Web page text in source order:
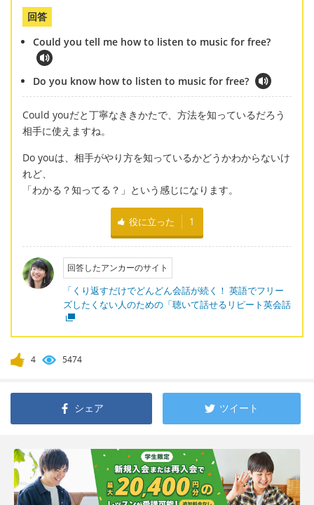
回答
Could you tell me how to listen to music for free?
Do you know how to listen to music for free?
Could youだと丁寧なききかたで、方法を知っているだろう
相手に使えますね。
Do youは、相手がやり方を知っているかどうかわからないけ
れど、
「わかる？知ってる？」という感じになります。
役に立った 1
回答したアンカーのサイト
「くり返すだけでどんどん会話が続く！ 英語でフリー
ズしたくない人のための「聴いて話せるリピート英会話
4 5474
シェア ツイート